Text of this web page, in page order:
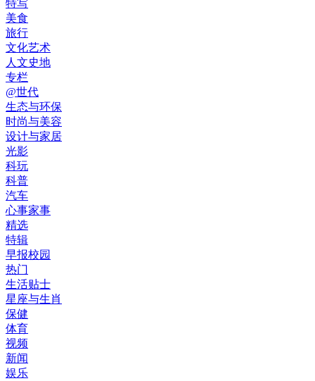
特写
美食
旅行
文化艺术
人文史地
专栏
@世代
生态与环保
时尚与美容
设计与家居
光影
科玩
科普
汽车
心事家事
精选
特辑
早报校园
热门
生活贴士
星座与生肖
保健
体育
视频
新闻
娱乐